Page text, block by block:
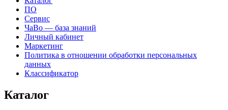
ПО
Сервис
ЧаВо — база знаний
Личный кабинет
Маркетинг
Политика в отношении обработки персональных
данных
Классификатор
Каталог